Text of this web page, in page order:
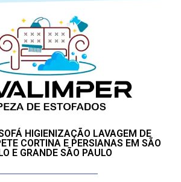
HIGIENIZAÇÃO LAVAGEM DE
CORTINA E PERSIANAS EM SÃO
E GRANDE SÃO PAULO